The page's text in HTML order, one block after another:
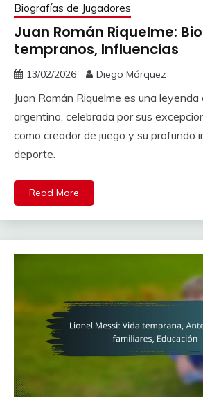
Biografías de Jugadores
Juan Román Riquelme:
tempranos, Influencias
13/02/2026 Diego Márquez
Juan Román Riquelme es una
argentino, celebrada por sus
como creador de juego y su profundo
deporte.
Read More